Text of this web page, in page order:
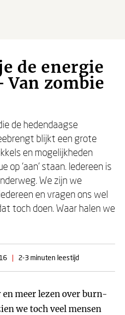
de energie
Van zombie
de hedendaagse
blijkt een grote
en mogelijkheden
op ‘aan' staan. Iedereen is
We zijn we
en vragen ons wel
toch doen. Waar halen we
| 2-3 minuten leestijd
en meer lezen over burn-
we toch veel mensen